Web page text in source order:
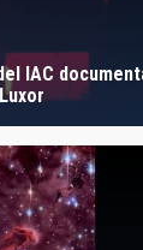
IAC